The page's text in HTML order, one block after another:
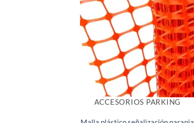
ACCESORIOS PARKING